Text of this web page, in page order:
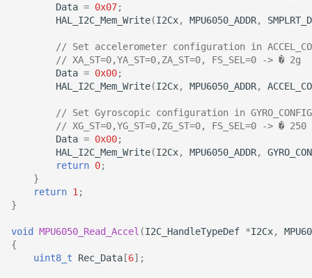
Data = 0x07;
HAL_I2C_Mem_Write(I2Cx, MPU6050_ADDR,
// Set accelerometer configuration in
// XA_ST=0,YA_ST=0,ZA_ST=0, FS_SEL=0 -> � 2g
Data = 0x00;
HAL_I2C_Mem_Write(I2Cx, MPU6050_ADDR,
// Set Gyroscopic configuration in
// XG_ST=0,YG_ST=0,ZG_ST=0, FS_SEL=0 -> �
Data = 0x00;
HAL_I2C_Mem_Write(I2Cx, MPU6050_ADDR,
return 0;
}
return 1 ;
}
void MPU6050_Read_Accel (I2C_HandleTypeDef *I2Cx,
{
uint8_t
Rec_Data[6];